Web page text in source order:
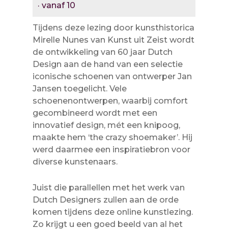
· vanaf 10
Tijdens deze lezing door kunsthistorica
Mirelle Nunes van Kunst uit Zeist wordt
de ontwikkeling van 60 jaar Dutch
Design aan de hand van een selectie
iconische schoenen van ontwerper Jan
Jansen toegelicht. Vele
schoenenontwerpen, waarbij comfort
gecombineerd wordt met een
innovatief design, mét een knipoog,
maakte hem ‘the crazy shoemaker’. Hij
werd daarmee een inspiratiebron voor
diverse kunstenaars.
Juist die parallellen met het werk van
Dutch Designers zullen aan de orde
komen tijdens deze online kunstlezing.
Zo krijgt u een goed beeld van al het